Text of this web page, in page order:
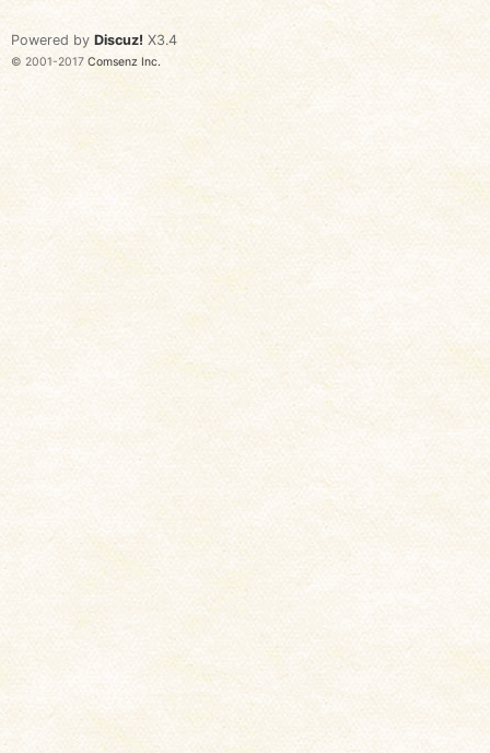
Powered by Discuz! X3.4
© 2001-2017 Comsenz Inc.